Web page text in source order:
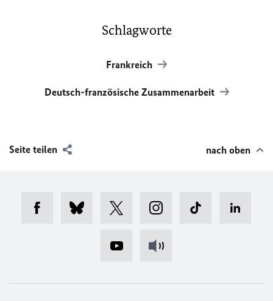
Schlagworte
Frankreich
Deutsch-französische Zusammenarbeit
Seite teilen nach oben